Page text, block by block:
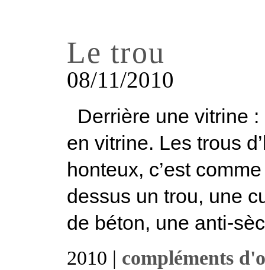
Le trou
08/11/2010
Derrière une vitrine
en vitrine. Les trous
honteux, c’est
dessus un trou, une
de béton, une anti-
2010 | compléments